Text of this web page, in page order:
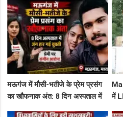
के पीछे
मऊगंज में मौसी-भतीजे के प्रेम प्रसंग
का खौफनाक अंत: 8 दिन अस्पताल में
में